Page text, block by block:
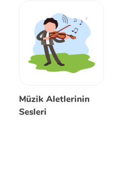
Müzik Aletlerinin
Sesleri